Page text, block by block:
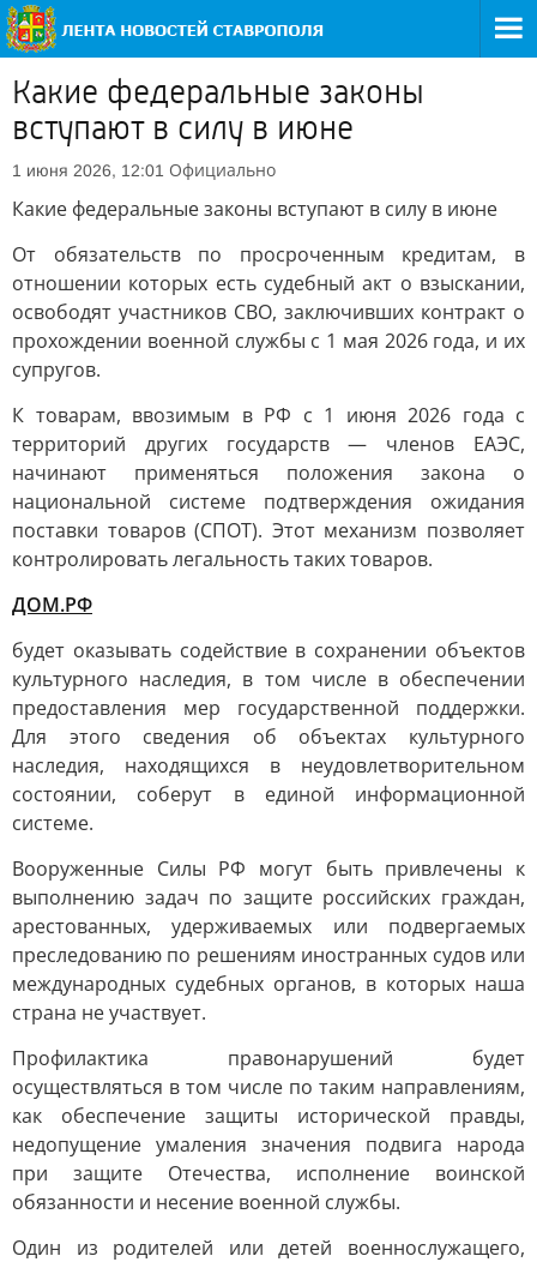
Какие федеральные законы
вступают в силу в июне
1 июня 2026, 12:01 Официально
Какие федеральные законы вступают в силу в июне
От обязательств по просроченным кредитам, в
отношении которых есть судебный акт о взыскании,
освободят участников СВО, заключивших контракт о
прохождении военной службы с 1 мая 2026 года, и их
супругов.
К товарам, ввозимым в РФ с 1 июня 2026 года с
территорий других государств — членов ЕАЭС,
начинают применяться положения закона о
национальной системе подтверждения ожидания
поставки товаров (СПОТ). Этот механизм позволяет
контролировать легальность таких товаров.
ДОМ.РФ
будет оказывать содействие в сохранении объектов
культурного наследия, в том числе в обеспечении
предоставления мер государственной поддержки.
Для этого сведения об объектах культурного
наследия, находящихся в неудовлетворительном
состоянии, соберут в единой информационной
системе.
Вооруженные Силы РФ могут быть привлечены к
выполнению задач по защите российских граждан,
арестованных, удерживаемых или подвергаемых
преследованию по решениям иностранных судов или
международных судебных органов, в которых наша
страна не участвует.
Профилактика правонарушений будет
осуществляться в том числе по таким направлениям,
как обеспечение защиты исторической правды,
недопущение умаления значения подвига народа
при защите Отечества, исполнение воинской
обязанности и несение военной службы.
Один из родителей или детей военнослужащего,